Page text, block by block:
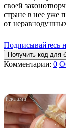
своей
стране в нее уже
от
Подписывайтесь
Получить код для
Комментарии: 0